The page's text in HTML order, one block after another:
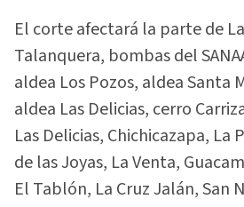
El corte afectará la parte de
Talanquera, bombas del
aldea Los Pozos, aldea Santa
aldea Las Delicias, cerro
Las Delicias, Chichicazapa, La
de las Joyas, La Venta,
El Tablón, La Cruz Jalán, San